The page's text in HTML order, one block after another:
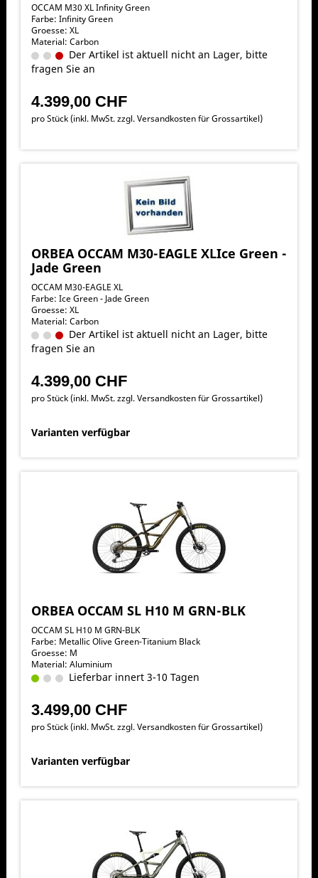
OCCAM M30 XL Infinity Green
Farbe: Infinity Green
Groesse: XL
Material: Carbon
Der Artikel ist aktuell nicht an Lager, bitte
fragen Sie an
4.399,00 CHF
pro Stück (inkl. MwSt. zzgl.Versandkosten für Grossartikel)
ORBEA OCCAM M30-EAGLE XLIce Green -
Jade Green
OCCAM M30-EAGLE XL
Farbe: Ice Green - Jade Green
Groesse: XL
Material: Carbon
Der Artikel ist aktuell nicht an Lager, bitte
fragen Sie an
4.399,00 CHF
pro Stück (inkl. MwSt. zzgl.Versandkosten für Grossartikel)
Varianten verfügbar
ORBEA OCCAM SL H10 M GRN-BLK
OCCAM SL H10 M GRN-BLK
Farbe: Metallic Olive Green-Titanium Black
Groesse: M
Material: Aluminium
Lieferbar innert 3-10 Tagen
3.499,00 CHF
pro Stück (inkl. MwSt. zzgl.Versandkosten für Grossartikel)
Varianten verfügbar